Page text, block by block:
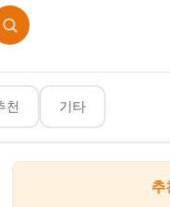
천 기타
지
추